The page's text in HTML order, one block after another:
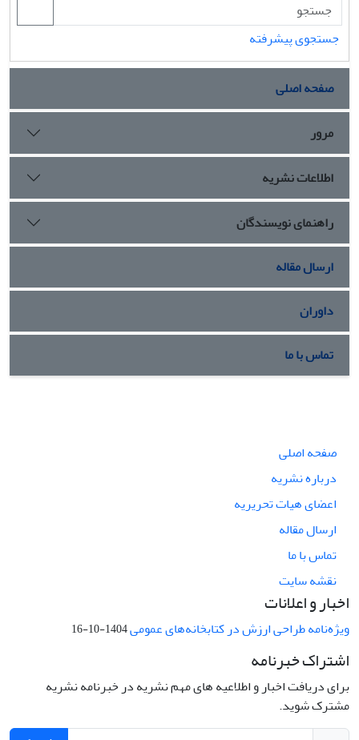
جستجوی پیشرفته
صفحه اصلی
مرور
اطلاعات نشریه
راهنمای نویسندگان
ارسال مقاله
داوران
تماس با ما
صفحه اصلی
درباره نشریه
اعضای هیات تحریریه
ارسال مقاله
تماس با ما
نقشه سایت
اخبار و اعلانات
ویژه‌نامه طراحی ارزش در کتابخانه‌های عمومی1404-10-16
اشتراک خبرنامه
برای دریافت اخبار و اطلاعیه های مهم نشریه در خبرنامه نشریه
مشترک شوید.